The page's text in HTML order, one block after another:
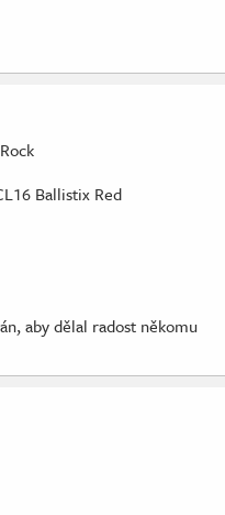
Ballistix Red
aby dělal radost někomu